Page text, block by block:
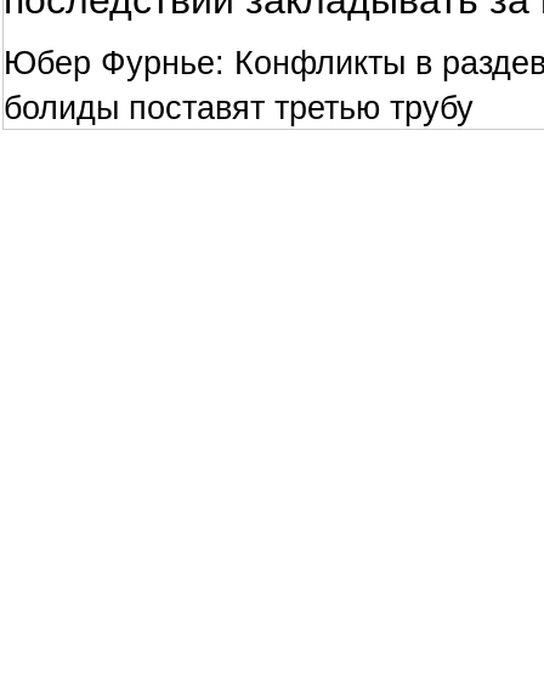
Юбер Фурнье: Конфликты в
болиды поставят третью трубу